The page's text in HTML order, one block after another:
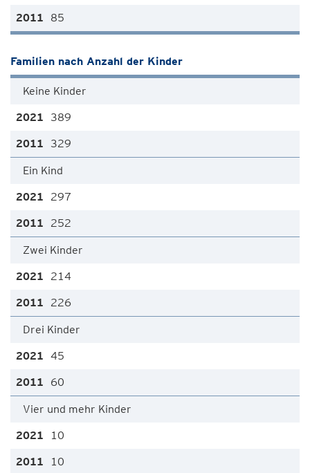
85
Familien nach Anzahl der Kinder
Keine Kinder
389
329
Ein Kind
297
252
Zwei Kinder
214
226
Drei Kinder
45
60
Vier und mehr Kinder
10
10